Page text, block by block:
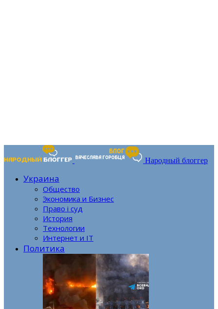
Народный блоггер
Украина
Общество
Экономика и Бизнес
Право і суд
История
Технологии
Интернет и IT
Политика